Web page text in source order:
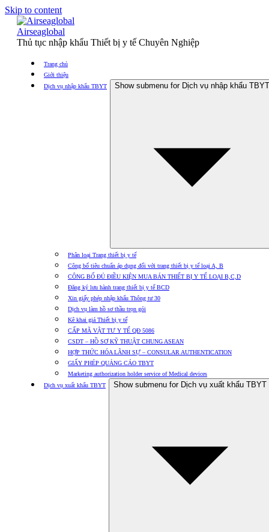
Skip to content
Airseaglobal
Thủ tục nhập khẩu Thiết bị y tế Chuyên Nghiệp
Trang chủ
Giới thiệu
Dịch vụ nhập khẩu TBYT
Show submenu for Dịch vụ nhập khẩu TBYT
Phân loại Trang thiết bị y tế
Công bố tiêu chuẩn áp dụng đối với trang thiết bị y tế loại A, B
CÔNG BỐ ĐỦ ĐIỀU KIỆN MUA BÁN THIẾT BỊ Y TẾ LOẠI B,C,D
Đăng ký lưu hành trang thiết bị y tế BCD
Xin giấy phép nhập khẩu Thông tư 30
Dịch vụ làm hồ sơ thầu trọn gói
Kê khai giá Thiết bị y tế
CẤP MÃ VẬT TƯ Y TẾ QĐ 5086
CSDT – HỒ SƠ KỸ THUẬT CHUNG ASEAN
HỢP THỨC HÓA LÃNH SỰ – CONSULAR AUTHENTICATION
GIẤY PHÉP QUẢNG CÁO TBYT
Marketing authorization holder service of Medical devices
Dịch vụ xuất khẩu TBYT
Show submenu for Dịch vụ xuất khẩu TBYT